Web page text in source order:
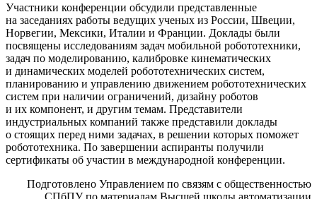
Участники конференции обсудили представленные
на заседаниях работы ведущих ученых из России, Швеции,
Норвегии, Мексики, Италии и Франции. Доклады были
посвящены исследованиям задач мобильной робототехники,
задач по моделированию, калибровке кинематических
и динамических моделей робототехнических систем,
планированию и управлению движением робототехнических
систем при наличии ограничений, дизайну роботов
и их компонент, и другим темам. Представители
индустриальных компаний также представили доклады
о стоящих перед ними задачах, в решении которых поможет
робототехника. По завершении аспиранты получили
сертификаты об участии в международной конференции.
Подготовлено Управлением по связям с общественностью
СПбПУ по материалам Высшей школы автоматизации